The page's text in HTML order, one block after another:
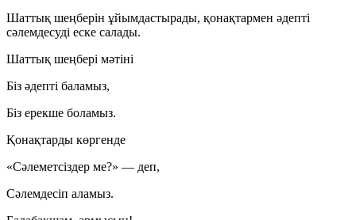
Шаттық шеңберін ұйымдастырады, қонақтармен әдепті
сәлемдесуді еске салады.
Шаттық шеңбері мәтіні
Біз әдепті баламыз,
Біз ерекше боламыз.
Қонақтарды көргенде
«Сәлеметсіздер ме?» — деп,
Сәлемдесіп аламыз.